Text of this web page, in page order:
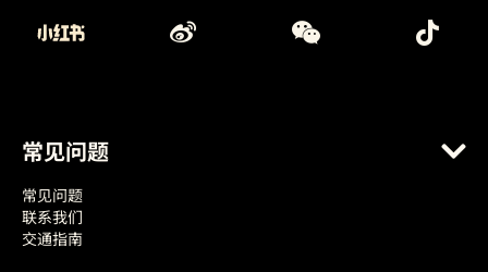
常见问题
常见问题
联系我们
交通指南